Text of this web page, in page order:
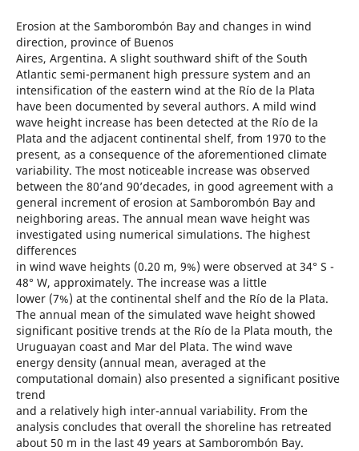
Erosion at the Samborombón Bay and changes in wind
direction, province of Buenos
Aires, Argentina. A slight southward shift of the South
Atlantic semi-permanent high pressure system and an
intensification of the eastern wind at the Río de la Plata
have been documented by several authors. A mild wind
wave height increase has been detected at the Río de la
Plata and the adjacent continental shelf, from 1970 to the
present, as a consequence of the aforementioned climate
variability. The most noticeable increase was observed
between the 80’and 90’decades, in good agreement with a
general increment of erosion at Samborombón Bay and
neighboring areas. The annual mean wave height was
investigated using numerical simulations. The highest
differences
in wind wave heights (0.20 m, 9%) were observed at 34° S -
48° W, approximately. The increase was a little
lower (7%) at the continental shelf and the Río de la Plata.
The annual mean of the simulated wave height showed
significant positive trends at the Río de la Plata mouth, the
Uruguayan coast and Mar del Plata. The wind wave
energy density (annual mean, averaged at the
computational domain) also presented a significant positive
trend
and a relatively high inter-annual variability. From the
analysis concludes that overall the shoreline has retreated
about 50 m in the last 49 years at Samborombón Bay.